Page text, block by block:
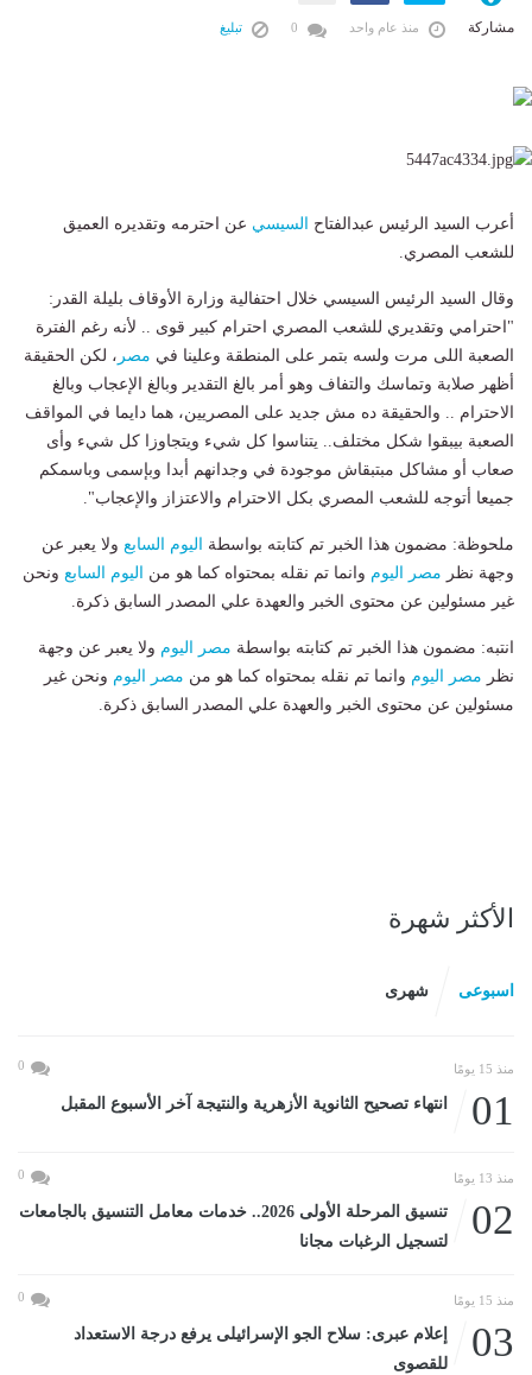
مشاركة منذ عام واحد تبليغ
أعرب السيد الرئيس عبدالفتاح السيسي عن احترمه وتقديره العميق
للشعب المصري.
وقال السيد الرئيس السيسي خلال احتفالية وزارة الأوقاف بليلة القدر:
"احترامي وتقديري للشعب المصري احترام كبير قوى .. لأنه رغم الفترة
الصعبة اللى مرت ولسه بتمر على المنطقة وعلينا في مصر ، لكن الحقيقة
أظهر صلابة وتماسك والتفاف وهو أمر بالغ التقدير وبالغ الإعجاب وبالغ
الاحترام .. والحقيقة ده مش جديد على المصريين، هما دايما في المواقف
الصعبة بيبقوا شكل مختلف.. يتناسوا كل شيء ويتجاوزا كل شيء وأى
صعاب أو مشاكل مبتبقاش موجودة في وجدانهم أبدا وبإسمى وباسمكم
جميعا أتوجه للشعب المصري بكل الاحترام والاعتزاز والإعجاب".
ملحوظة: مضمون هذا الخبر تم كتابته بواسطة اليوم السابع ولا يعبر عن
وجهة نظر مصر اليوم وانما تم نقله بمحتواه كما هو من اليوم السابع ونحن
غير مسئولين عن محتوى الخبر والعهدة علي المصدر السابق ذكرة.
انتبه: مضمون هذا الخبر تم كتابته بواسطة مصر اليوم ولا يعبر عن وجهة
نظر مصر اليوم وانما تم نقله بمحتواه كما هو من مصر اليوم ونحن غير
مسئولين عن محتوى الخبر والعهدة علي المصدر السابق ذكرة.
الأكثر شهرة
اسبوعى شهرى
منذ 15 يومًا 0
01 انتهاء تصحيح الثانوية الأزهرية والنتيجة آخر الأسبوع المقبل
منذ 13 يومًا 0
02
تنسيق المرحلة الأولى 2026.. خدمات معامل التنسيق بالجامعات
لتسجيل الرغبات مجانا
منذ 15 يومًا 0
03
إعلام عبرى: سلاح الجو الإسرائيلى يرفع درجة الاستعداد
للقصوى